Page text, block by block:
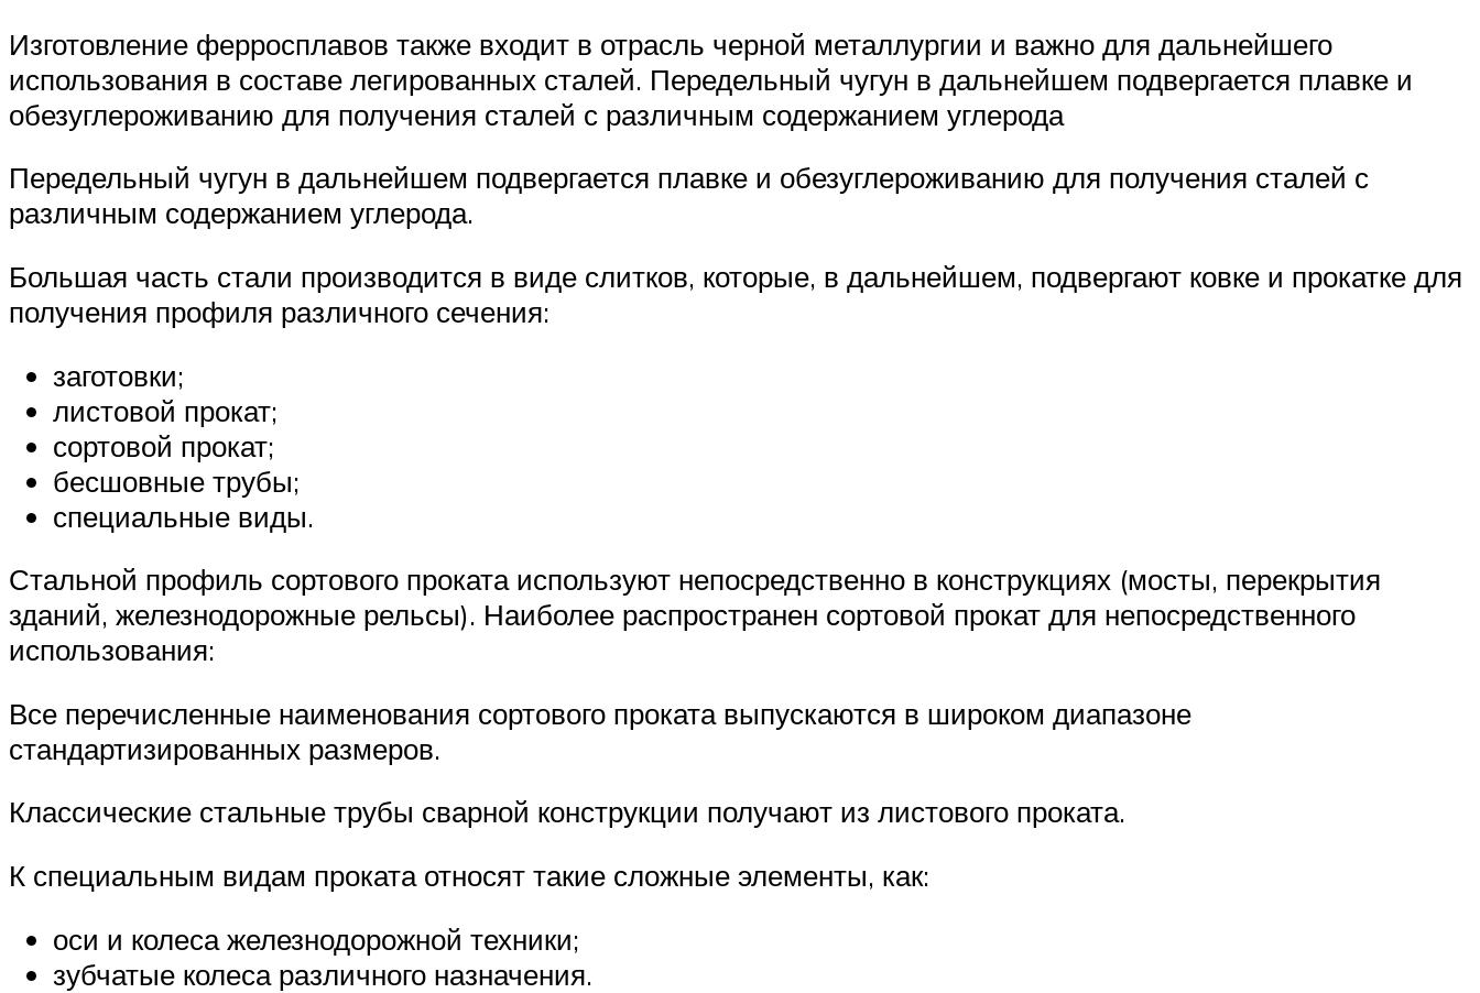
Изготовление ферросплавов также входит в отрасль черной металлургии и важно для дальнейшего
использования в составе легированных сталей. Передельный чугун в дальнейшем подвергается плавке и
обезуглероживанию для получения сталей с различным содержанием углерода
Передельный чугун в дальнейшем подвергается плавке и обезуглероживанию для получения сталей с
различным содержанием углерода.
Большая часть стали производится в виде слитков, которые, в дальнейшем, подвергают ковке и прокатке для
получения профиля различного сечения:
заготовки;
листовой прокат;
сортовой прокат;
бесшовные трубы;
специальные виды.
Стальной профиль сортового проката используют непосредственно в конструкциях (мосты, перекрытия
зданий, железнодорожные рельсы). Наиболее распространен сортовой прокат для непосредственного
использования:
Все перечисленные наименования сортового проката выпускаются в широком диапазоне
стандартизированных размеров.
Классические стальные трубы сварной конструкции получают из листового проката.
К специальным видам проката относят такие сложные элементы, как:
оси и колеса железнодорожной техники;
зубчатые колеса различного назначения.